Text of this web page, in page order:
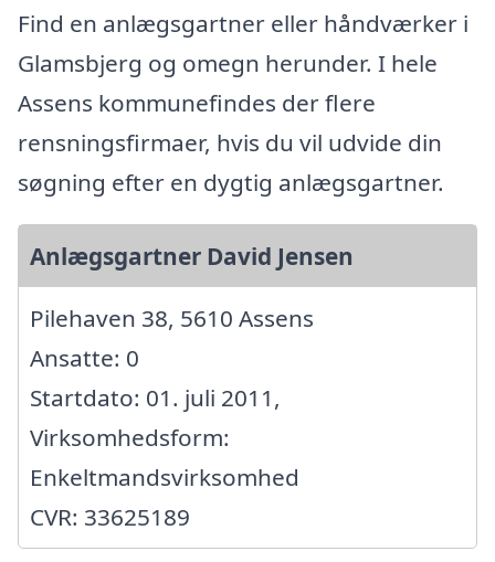
Find en anlægsgartner eller håndværker i
Glamsbjerg og omegn herunder. I hele
Assens kommunefindes der flere
rensningsfirmaer, hvis du vil udvide din
søgning efter en dygtig anlægsgartner.
Anlægsgartner David Jensen
Pilehaven 38, 5610 Assens
Ansatte: 0
Startdato: 01. juli 2011,
Virksomhedsform:
Enkeltmandsvirksomhed
CVR: 33625189